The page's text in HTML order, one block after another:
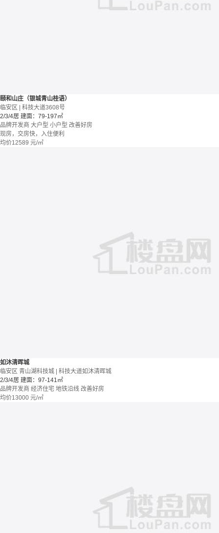
颐和山庄（银城青山桂语）
临安区 | 科技大道3608号
2/3/4居 建面：79-197㎡
品牌开发商 大户型 小户型 改善好房
现房，交房快，入住便利
均价12589 元/㎡
如沐清晖城
临安区 青山湖科技城 | 科技大道如沐清晖城
2/3/4居 建面：97-141㎡
品牌开发商 经济住宅 地铁沿线 改善好房
均价13000 元/㎡